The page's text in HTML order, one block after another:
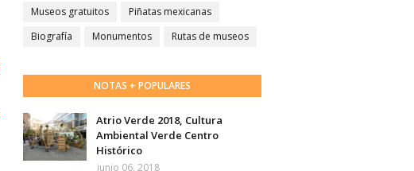
Museos gratuitos
Piñatas mexicanas
Biografía
Monumentos Rutas de museos
NOTAS + POPULARES
Atrio Verde 2018, Cultura
Ambiental Verde Centro
Histórico
junio 06, 2018